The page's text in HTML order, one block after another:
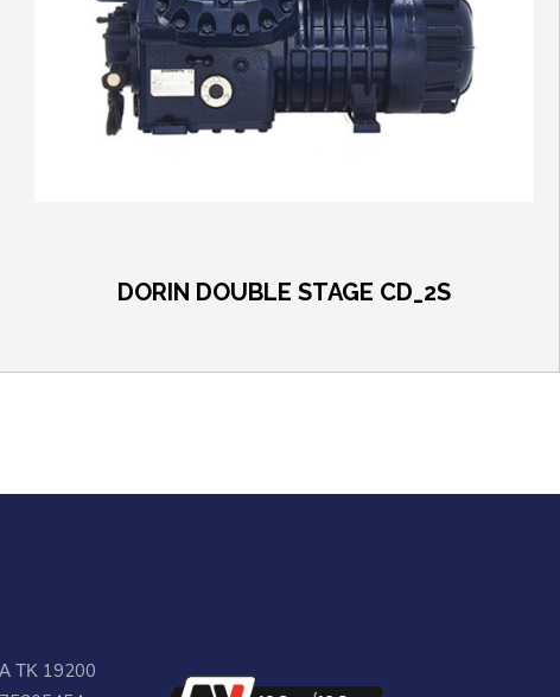
DORIN DOUBLE STAGE CD_2S
ΤΚ 19200